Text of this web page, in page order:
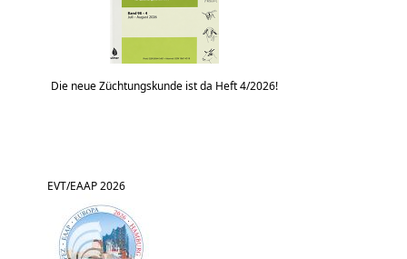
Die neue Züchtungskunde ist da Heft 4/2026!
EVT/EAAP 2026